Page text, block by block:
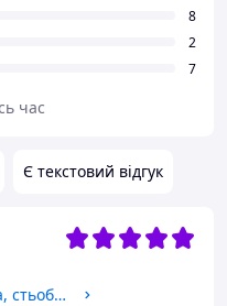
Є текстовий відгук
Жіноча сумка крос-боді рожева, стьобана сумка через плече, маленька жіноча сумка на щодень
8
2
7
час